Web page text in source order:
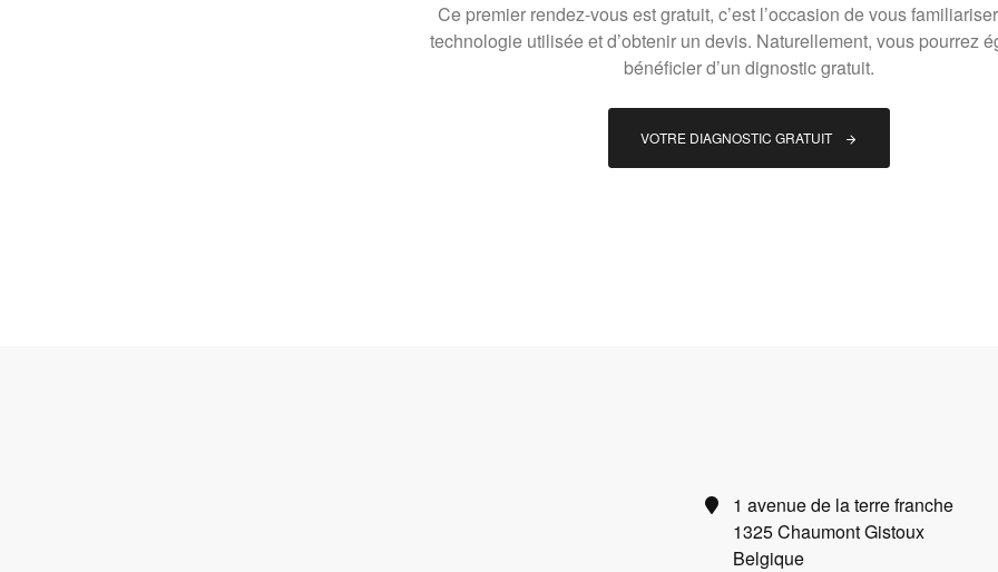
Ce premier rendez-vous est gratuit, c’est l’occasion de vous
technologie utilisée et d’obtenir un devis. Naturellement, vous pourrez
bénéficier d’un dignostic gratuit.
VOTRE DIAGNOSTIC GRATUIT
1 avenue de la terre franche
1325 Chaumont Gistoux
Belgique